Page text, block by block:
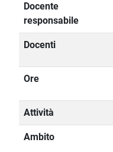
Docente
responsabile
Docenti
Ore
Attività
Ambito